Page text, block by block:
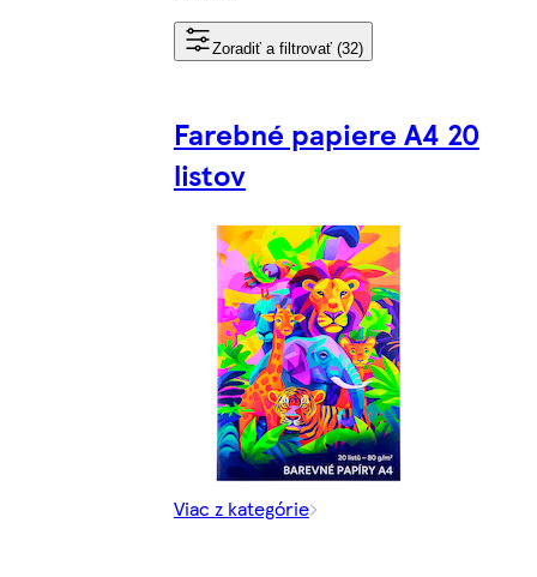
Zoradiť a filtrovať (32)
Farebné papiere A4 20
listov
Viac z kategórie